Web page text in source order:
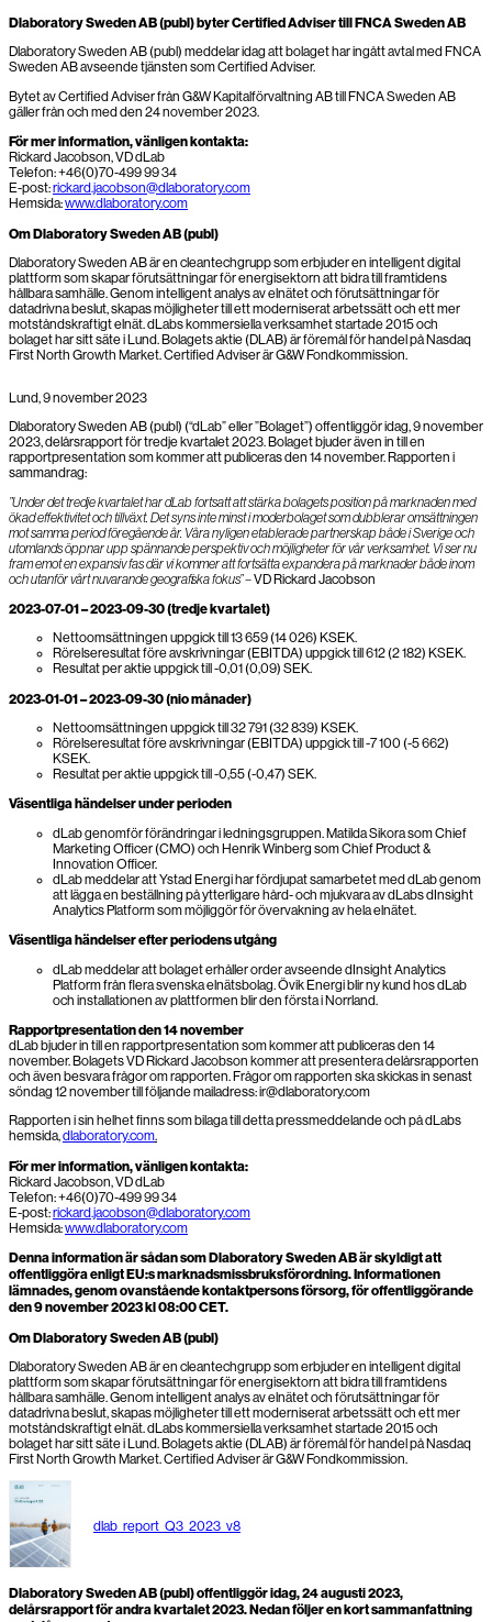
Dlaboratory Sweden AB (publ) byter Certified Adviser till FNCA Sweden AB
Dlaboratory Sweden AB (publ) meddelar idag att bolaget har ingått avtal med FNCA
Sweden AB avseende tjänsten som Certified Adviser.
Bytet av Certified Adviser från G&W Kapitalförvaltning AB till FNCA Sweden AB
gäller från och med den 24 november 2023.
För mer information, vänligen kontakta:
Rickard Jacobson, VD dLab
Telefon: +46(0)70-499 99 34
E-post:rickard.jacobson@dlaboratory.com
Hemsida:www.dlaboratory.com
Om Dlaboratory Sweden AB (publ)
Dlaboratory Sweden AB är en cleantechgrupp som erbjuder en intelligent digital
plattform som skapar förutsättningar för energisektorn att bidra till framtidens
hållbara samhälle. Genom intelligent analys av elnätet och förutsättningar för
datadrivna beslut, skapas möjligheter till ett moderniserat arbetssätt och ett mer
motståndskraftigt elnät. dLabs kommersiella verksamhet startade 2015 och
bolaget har sitt säte i Lund. Bolagets aktie (DLAB) är föremål för handel på Nasdaq
First North Growth Market. Certified Adviser är G&W Fondkommission.
Lund, 9 november 2023
Dlaboratory Sweden AB (publ) (“dLab” eller ”Bolaget”) offentliggör idag, 9 november
2023, delårsrapport för tredje kvartalet 2023. Bolaget bjuder även in till en
rapportpresentation som kommer att publiceras den 14 november. Rapporten i
sammandrag:
”Under det tredje kvartalet har dLab fortsatt att stärka bolagets position på marknaden med
ökad effektivitet och tillväxt. Det syns inte minst i moderbolaget som dubblerar omsättningen
mot samma period föregående år. Våra nyligen etablerade partnerskap både i Sverige och
utomlands öppnar upp spännande perspektiv och möjligheter för vår verksamhet. Vi ser nu
fram emot en expansiv fas där vi kommer att fortsätta expandera på marknader både inom
och utanför vårt nuvarande geografiska fokus” –VD Rickard Jacobson
2023-07-01 – 2023-09-30 (tredje kvartalet)
Nettoomsättningen uppgick till 13 659 (14 026) KSEK.
Rörelseresultat före avskrivningar (EBITDA) uppgick till 612 (2 182) KSEK.
Resultat per aktie uppgick till -0,01 (0,09) SEK.
2023-01-01 – 2023-09-30 (nio månader)
Nettoomsättningen uppgick till 32 791 (32 839) KSEK.
Rörelseresultat före avskrivningar (EBITDA) uppgick till -7 100 (-5 662)
KSEK.
Resultat per aktie uppgick till -0,55 (-0,47) SEK.
Väsentliga händelser under perioden
dLab genomför förändringar i ledningsgruppen. Matilda Sikora som Chief
Marketing Officer (CMO) och Henrik Winberg som Chief Product &
Innovation Officer.
dLab meddelar att Ystad Energi har fördjupat samarbetet med dLab genom
att lägga en beställning på ytterligare hård- och mjukvara av dLabs dInsight
Analytics Platform som möjliggör för övervakning av hela elnätet.
Väsentliga händelser efter periodens utgång
dLab meddelar att bolaget erhåller order avseende dInsight Analytics
Platform från flera svenska elnätsbolag. Övik Energi blir ny kund hos dLab
och installationen av plattformen blir den första i Norrland.
Rapportpresentation den 14 november
dLab bjuder in till en rapportpresentation som kommer att publiceras den 14
november. Bolagets VD Rickard Jacobson kommer att presentera delårsrapporten
och även besvara frågor om rapporten. Frågor om rapporten ska skickas in senast
söndag 12 november till följande mailadress: ir@dlaboratory.com
Rapporten i sin helhet finns som bilaga till detta pressmeddelande och på dLabs
hemsida,dlaboratory.com.
För mer information, vänligen kontakta:
Rickard Jacobson, VD dLab
Telefon: +46(0)70-499 99 34
E-post:rickard.jacobson@dlaboratory.com
Hemsida:www.dlaboratory.com
Denna information är sådan som Dlaboratory Sweden AB är skyldigt att
offentliggöra enligt EU:s marknadsmissbruksförordning. Informationen
lämnades, genom ovanstående kontaktpersons försorg, för offentliggörande
den9 november 2023 kl 08:00 CET.
Om Dlaboratory Sweden AB (publ)
Dlaboratory Sweden AB är en cleantechgrupp som erbjuder en intelligent digital
plattform som skapar förutsättningar för energisektorn att bidra till framtidens
hållbara samhälle. Genom intelligent analys av elnätet och förutsättningar för
datadrivna beslut, skapas möjligheter till ett moderniserat arbetssätt och ett mer
motståndskraftigt elnät. dLabs kommersiella verksamhet startade 2015 och
bolaget har sitt säte i Lund. Bolagets aktie (DLAB) är föremål för handel på Nasdaq
First North Growth Market. Certified Adviser är G&W Fondkommission.
dlab_report_Q3_2023_v8
Dlaboratory Sweden AB (publ) offentliggör idag, 24 augusti 2023,
delårsrapport för andra kvartalet 2023. Nedan följer en kort sammanfattning